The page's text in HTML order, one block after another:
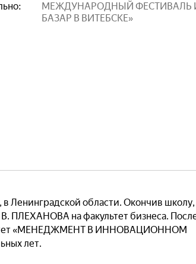
МЕЖДУНАРОДНЫЙ ФЕСТИВАЛЬ
БАЗАР В ВИТЕБСКЕ»
Ленинградской области. Окончив
ПЛЕХАНОВА на факультет бизнеса.
«МЕНЕДЖМЕНТ В ИННОВАЦИОННОМ
лет.